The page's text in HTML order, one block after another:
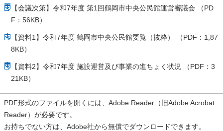
【会議次第】令和7年度 第1回鶴岡市中央公民館運営審議会 （PD
F：56KB）
【資料1】令和7年度 鶴岡市中央公民館要覧（抜粋） （PDF：1,87
8KB）
【資料2】令和7年度 施設運営及び事業の進ちょく状況 （PDF：3
21KB）
PDF形式のファイルを開くには、Adobe Reader（旧Adobe Acrobat
Reader）が必要です。
お持ちでない方は、Adobe社から無償でダウンロードできます。